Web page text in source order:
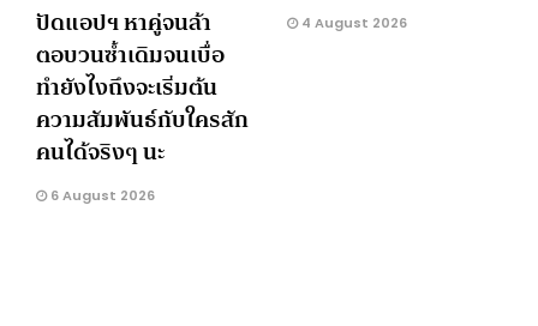
ปัดแอปฯ หาคู่จนล้า
ตอบวนซ้ำเดิมจนเบื่อ
ทำยังไงถึงจะเริ่มต้น
ความสัมพันธ์กับใครสัก
คนได้จริงๆ นะ
6 August 2026
4 August 2026